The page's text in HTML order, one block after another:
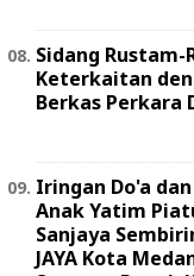
Sidang
Keterkaitan
Berkas Perkara
Iringan Do'a
Anak Yatim
Sanjaya
JAYA Kota